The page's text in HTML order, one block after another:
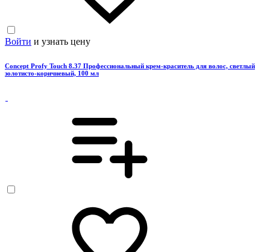
Войти и узнать цену
Concept Profy Touch 8.37 Профессиональный крем-краситель для волос, светлый
золотисто-коричневый, 100 мл